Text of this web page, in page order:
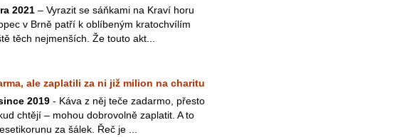
2021 – Vyrazit se sáňkami na Kraví horu
v Brně patří k oblíbeným kratochvílím
těch nejmenších. Že touto akt...
ale zaplatili za ni již milion na charitu
2019 - Káva z něj teče zadarmo, přesto
chtějí – mohou dobrovolně zaplatit. A to
za šálek. Řeč je ...